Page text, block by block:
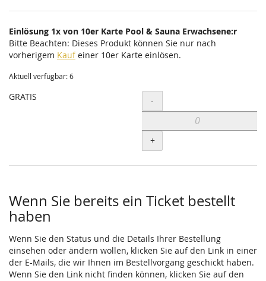
Einlösung 1x von 10er Karte Pool & Sauna Erwachsene:r
Bitte Beachten: Dieses Produkt können Sie nur nach
vorherigem Kaufeiner 10er Karte einlösen.
Aktuell verfügbar: 6
GRATIS Menge
-
+
Wenn Sie bereits ein Ticket bestellt
haben
Wenn Sie den Status und die Details Ihrer Bestellung
einsehen oder ändern wollen, klicken Sie auf den Link in einer
der E-Mails, die wir Ihnen im Bestellvorgang geschickt haben.
Wenn Sie den Link nicht finden können, klicken Sie auf den